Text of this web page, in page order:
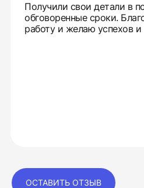
Получили свои детали в
обговоренные сроки.
работу и желаю успехов и
ОСТАВИТЬ ОТЗЫВ